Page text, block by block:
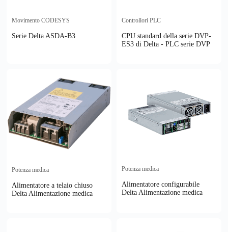
Movimento CODESYS
Serie Delta ASDA-B3
Controllori PLC
CPU standard della serie DVP-
ES3 di Delta - PLC serie DVP
Potenza medica
Alimentatore a telaio chiuso
Delta Alimentazione medica
Potenza medica
Alimentatore configurabile
Delta Alimentazione medica